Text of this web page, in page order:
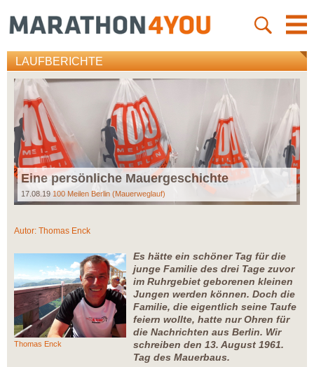
LAUFBERICHTE
Eine persönliche Mauergeschichte
17.08.19 100 Meilen Berlin (Mauerweglauf)
Autor: Thomas Enck
Thomas Enck
Es hätte ein schöner Tag für die
junge Familie des drei Tage zuvor
im Ruhrgebiet geborenen kleinen
Jungen werden können. Doch die
Familie, die eigentlich seine Taufe
feiern wollte, hatte nur Ohren für
die Nachrichten aus Berlin. Wir
schreiben den 13. August 1961.
Tag des Mauerbaus.